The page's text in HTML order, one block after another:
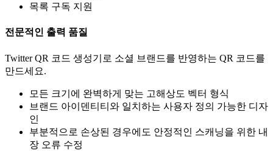
목록 구독 지원
전문적인 출력 품질
Twitter QR 코드 생성기로 소셜 브랜드를 반영하는 QR 코드를
만드세요.
모든 크기에 완벽하게 맞는 고해상도 벡터 형식
브랜드 아이덴티티와 일치하는 사용자 정의 가능한 디자
인
부분적으로 손상된 경우에도 안정적인 스캐닝을 위한 내
장 오류 수정